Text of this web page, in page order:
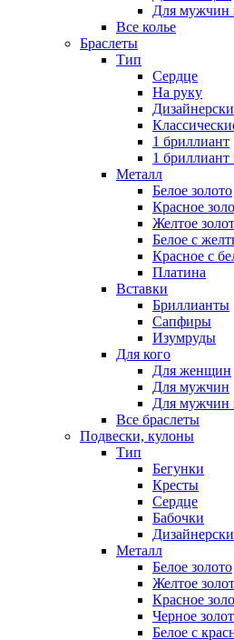
Для
Все колье
Браслеты
Тип
Сердце
На руку
1 бриллиант
1
Металл
Белое золото
Красное
Желтое
Белое с
Красное с
Платина
Вставки
Бриллианты
Сапфиры
Изумруды
Для кого
Для женщин
Для мужчин
Для
Все браслеты
Подвески, кулоны
Тип
Бегунки
Кресты
Сердце
Бабочки
Металл
Белое золото
Желтое
Красное
Черное
Белое с